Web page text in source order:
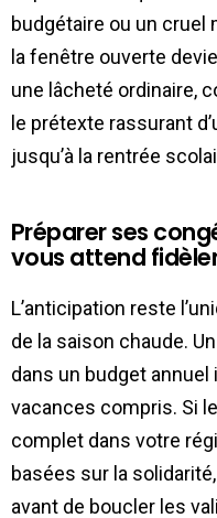
budgétaire ou un cruel
la fenêtre ouverte
une lâcheté ordinaire,
le prétexte rassurant
jusqu’à la rentrée
Préparer ses
vous attend
L’anticipation reste
de la saison chaude.
dans un budget
vacances compris. Si
complet dans votre
basées sur la
avant de boucler les